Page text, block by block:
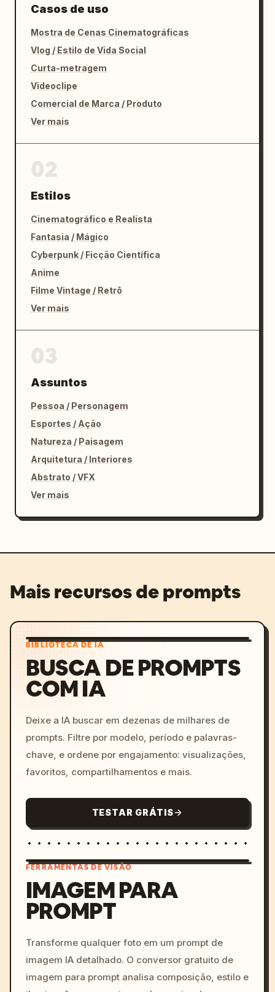
Casos de uso
Mostra de Cenas Cinematográficas
Vlog / Estilo de Vida Social
Curta-metragem
Videoclipe
Comercial de Marca / Produto
Ver mais
Estilos
Cinematográfico e Realista
Fantasia / Mágico
Cyberpunk / Ficção Científica
Anime
Filme Vintage / Retrô
Ver mais
Assuntos
Pessoa / Personagem
Esportes / Ação
Natureza / Paisagem
Arquitetura / Interiores
Abstrato / VFX
Ver mais
Mais recursos de prompts
BIBLIOTECA DE IA
BUSCA DE PROMPTS
COM IA
Deixe a IA buscar em dezenas de milhares de
prompts. Filtre por modelo, período e palavras-
chave, e ordene por engajamento: visualizações,
favoritos, compartilhamentos e mais.
TESTAR GRÁTIS
colors, 8k --v 6.0
FERRAMENTAS DE VISÃO
IMAGEM PARA
PROMPT
Transforme qualquer foto em um prompt de
imagem IA detalhado. O conversor gratuito de
imagem para prompt analisa composição, estilo e